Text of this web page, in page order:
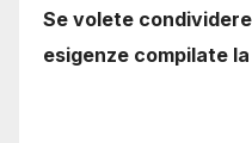
Se volete
esigenze compilate